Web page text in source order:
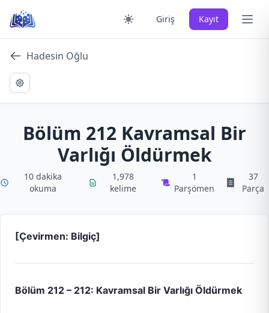
content
Giriş Kayıt Ana
Hadesin Oğlu
Bölüm 212 Kavramsal Bir
Varlığı Öldürmek
10 dakika
okuma
1,978
kelime
1
Parşömen
37
Parça
[Çevirmen: Bilgiç]
Bölüm 212 – 212: Kavramsal Bir Varlığı Öldürmek